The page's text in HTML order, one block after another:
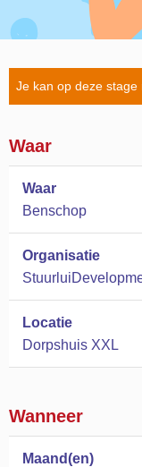
Je kan op deze
Waar
Waar
Benschop
Organisatie
Locatie
Dorpshuis XXL
Wanneer
Maand(en)